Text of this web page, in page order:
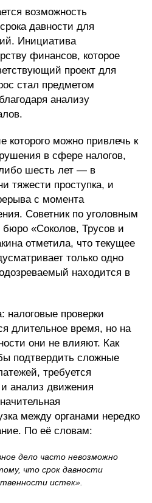
возможность
давности для
Инициатива
финансов, которое
проект для
стал предметом
анализу
которого можно привлечь к
в сфере налогов,
шесть лет — в
тяжести проступка, и
с момента
Советник по уголовным
бюро «Соколов, Трусов и
отметила, что текущее
только одно
находится в
налоговые проверки
длительное время, но на
они не влияют. Как
подтвердить сложные
требуется
анализ движения
между органами нередко
По её словам:
дело часто невозможно
что срок давности
истек».